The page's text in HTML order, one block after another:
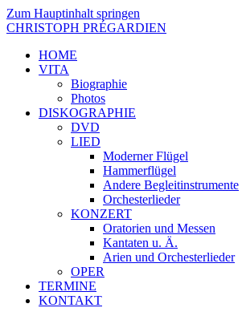
Zum Hauptinhalt springen
CHRISTOPH PRÉGARDIEN
HOME
VITA
Biographie
Photos
DISKOGRAPHIE
DVD
LIED
Moderner Flügel
Hammerflügel
Andere Begleitinstrumente
Orchesterlieder
KONZERT
Oratorien und Messen
Kantaten u. Ä.
Arien und Orchesterlieder
OPER
TERMINE
KONTAKT